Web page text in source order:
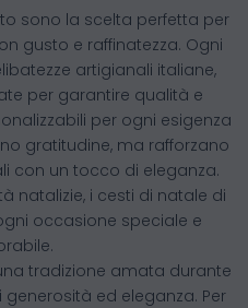
sono la scelta perfetta per
gusto e raffinatezza. Ogni
artigianali italiane,
per garantire qualità e
per ogni esigenza
gratitudine, ma rafforzano
con un tocco di eleganza.
natalizie, i cesti di natale di
occasione speciale e
tradizione amata durante
ed eleganza. Per